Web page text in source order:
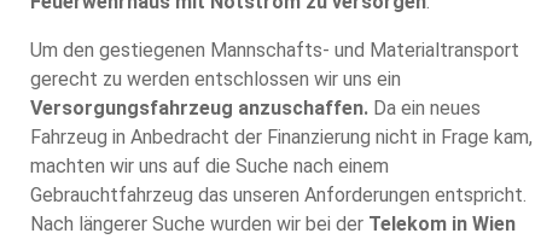
Um den gestiegenen Mannschafts- und Materialtransport
gerecht zu werden entschlossen wir uns ein
Versorgungsfahrzeug anzuschaffen. Da ein neues
Fahrzeug in Anbedracht der Finanzierung nicht in Frage kam,
machten wir uns auf die Suche nach einem
Gebrauchtfahrzeug das unseren Anforderungen entspricht.
Nach längerer Suche wurden wir bei der Telekom in Wien